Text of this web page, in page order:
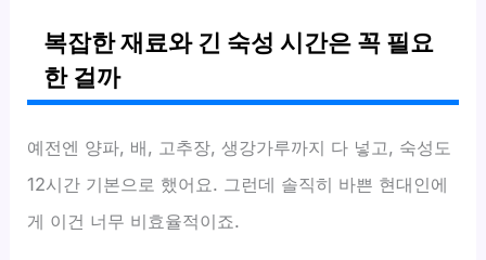
복잡한 재료와 긴 숙성 시간은 꼭 필요
한 걸까
예전엔 양파, 배, 고추장, 생강가루까지 다 넣고, 숙성도
12시간 기본으로 했어요. 그런데 솔직히 바쁜 현대인에
게 이건 너무 비효율적이죠.